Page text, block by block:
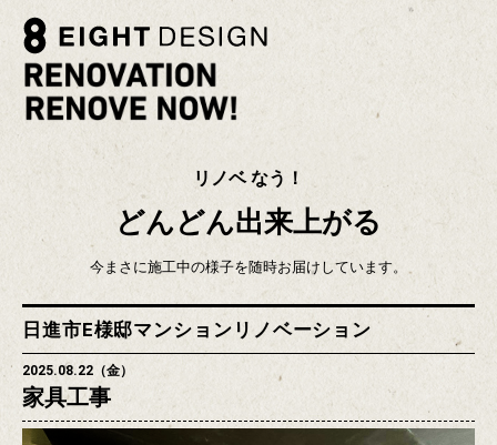
リノベ なう！
どんどん出来上がる
今まさに施工中の様子を随時お届けしています。
日進市E様邸マンションリノベーション
2025.08.22（金）
家具工事